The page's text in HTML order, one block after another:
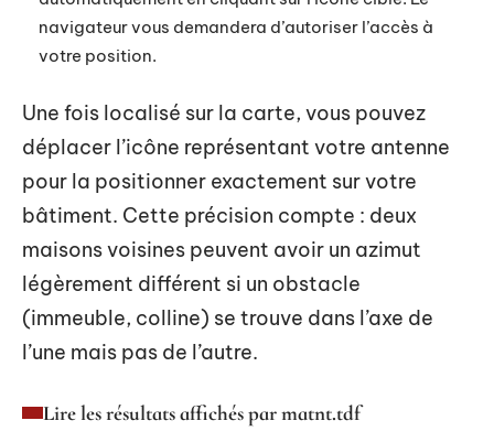
navigateur vous demandera d’autoriser l’accès à
votre position.
Une fois localisé sur la carte, vous pouvez
déplacer l’icône représentant votre antenne
pour la positionner exactement sur votre
bâtiment. Cette précision compte : deux
maisons voisines peuvent avoir un azimut
légèrement différent si un obstacle
(immeuble, colline) se trouve dans l’axe de
l’une mais pas de l’autre.
Lire les résultats affichés par matnt.tdf